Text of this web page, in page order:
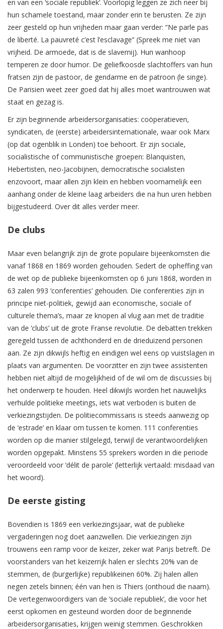
en van een ‘sociale republiek’. Voorlopig leggen ze zich neer bij
hun schamele toestand, maar zonder erin te berusten. Ze zijn
zeer gesteld op hun vrijheden maar gaan verder: “Ne parle pas
de liberté. La pauvreté c’est l’esclavage” (Spreek me niet van
vrijheid. De armoede, dat is de slavernij). Hun wanhoop
temperen ze door humor. De geliefkoosde slachtoffers van hun
fratsen zijn de pastoor, de gendarme en de patroon (le singe).
De Parisien weet zeer goed dat hij alles moet wantrouwen wat
staat en gezag is.
Er zijn beginnende arbeidersorganisaties: coöperatieven,
syndicaten, de (eerste) arbeidersinternationale, waar ook Marx
(op dat ogenblik in Londen) toe behoort. Er zijn sociale,
socialistische of communistische groepen: Blanquisten,
Hebertisten, neo-Jacobijnen, democratische socialisten
enzovoort, maar allen zijn klein en hebben voornamelijk een
aanhang onder de kleine laag arbeiders die na hun uren hebben
bijgestudeerd. Over dit alles verder meer.
De clubs
Maar even belangrijk zijn de grote populaire bijeenkomsten die
vanaf 1868 en 1869 worden gehouden. Sedert de opheffing van
de wet op de publieke bijeenkomsten op 6 juni 1868, worden in
63 zalen 993 ‘conferenties’ gehouden. Die conferenties zijn in
principe niet-politiek, gewijd aan economische, sociale of
culturele thema’s, maar ze knopen al vlug aan met de traditie
van de ‘clubs’ uit de grote Franse revolutie. De debatten trekken
geregeld tussen de achthonderd en de drieduizend personen
aan. Ze zijn dikwijls heftig en eindigen wel eens op vuistslagen in
plaats van argumenten. De voorzitter en zijn twee assistenten
hebben niet altijd de mogelijkheid of de wil om de discussies bij
het onderwerp te houden. Heel dikwijls worden het nauwelijks
verhulde politieke meetings, iets wat verboden is buiten de
verkiezingstijden. De politiecommissaris is steeds aanwezig op
de ‘estrade’ en klaar om tussen te komen. 111 conferenties
worden op die manier stilgelegd, terwijl de verantwoordelijken
worden opgepakt. Minstens 55 sprekers worden in die periode
veroordeeld voor ‘délit de parole’ (letterlijk vertaald: misdaad van
het woord).
De eerste gisting
Bovendien is 1869 een verkiezingsjaar, wat de publieke
vergaderingen nog doet aanzwellen. Die verkiezingen zijn
trouwens een ramp voor de keizer, zeker wat Parijs betreft. De
voorstanders van het keizerrijk halen er slechts 20% van de
stemmen, de (burgerlijke) republikeinen 60%. Zij halen allen
negen zetels binnen; één van hen is Thiers (onthoud die naam).
De vertegenwoordigers van de ‘sociale republiek’, die voor het
eerst opkomen en gesteund worden door de beginnende
arbeidersorganisaties, krijgen weinig stemmen. Geschrokken